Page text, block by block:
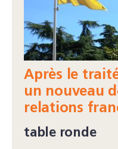
Après le
un nouveau
relations
table ronde